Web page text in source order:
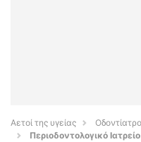
Αετοί της υγείας
Περιοδοντολογικό